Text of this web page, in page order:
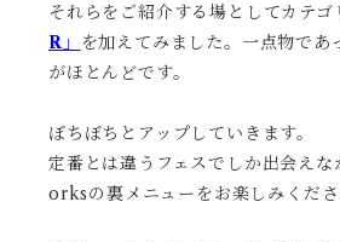
それらをご紹介する場としてカテゴ
R」
を加えてみました。一点物であ
がほとんどです。
ぼちぼちとアップしていきます。
定番とは違うフェスでしか出会え
orksの裏メニューをお楽しみくださ